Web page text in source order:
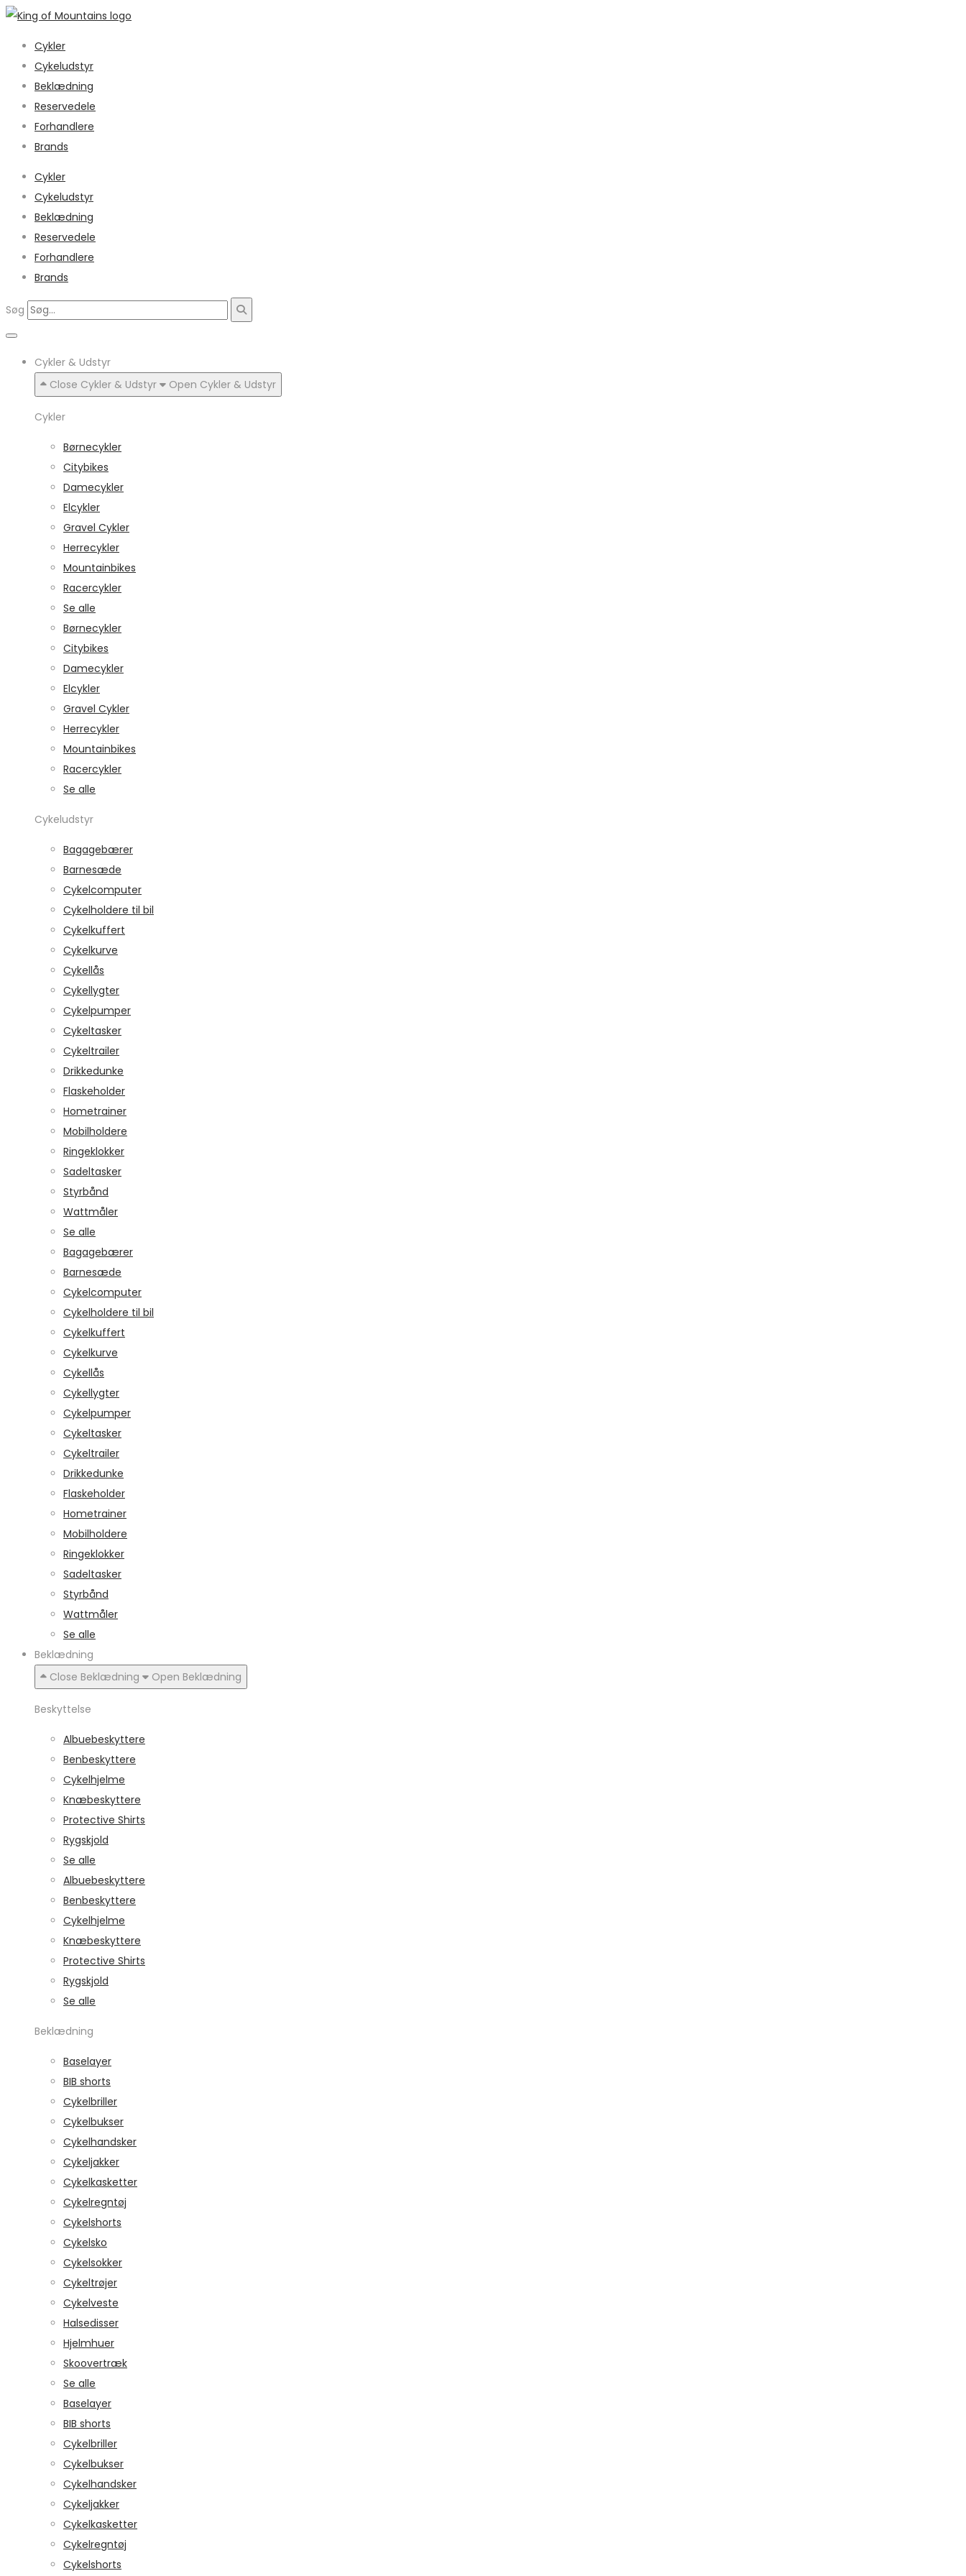
Cykler
Cykeludstyr
Beklædning
Reservedele
Forhandlere
Brands
Cykler
Cykeludstyr
Beklædning
Reservedele
Forhandlere
Brands
Søg
Cykler & Udstyr
Close Cykler & Udstyr
Open Cykler & Udstyr
Cykler
Børnecykler
Citybikes
Damecykler
Elcykler
Gravel Cykler
Herrecykler
Mountainbikes
Racercykler
Se alle
Børnecykler
Citybikes
Damecykler
Elcykler
Gravel Cykler
Herrecykler
Mountainbikes
Racercykler
Se alle
Cykeludstyr
Bagagebærer
Barnesæde
Cykelcomputer
Cykelholdere til bil
Cykelkuffert
Cykelkurve
Cykellås
Cykellygter
Cykelpumper
Cykeltasker
Cykeltrailer
Drikkedunke
Flaskeholder
Hometrainer
Mobilholdere
Ringeklokker
Sadeltasker
Styrbånd
Wattmåler
Se alle
Bagagebærer
Barnesæde
Cykelcomputer
Cykelholdere til bil
Cykelkuffert
Cykelkurve
Cykellås
Cykellygter
Cykelpumper
Cykeltasker
Cykeltrailer
Drikkedunke
Flaskeholder
Hometrainer
Mobilholdere
Ringeklokker
Sadeltasker
Styrbånd
Wattmåler
Se alle
Beklædning
Close Beklædning
Open Beklædning
Beskyttelse
Albuebeskyttere
Benbeskyttere
Cykelhjelme
Knæbeskyttere
Protective Shirts
Rygskjold
Se alle
Albuebeskyttere
Benbeskyttere
Cykelhjelme
Knæbeskyttere
Protective Shirts
Rygskjold
Se alle
Beklædning
Baselayer
BIB shorts
Cykelbriller
Cykelbukser
Cykelhandsker
Cykeljakker
Cykelkasketter
Cykelregntøj
Cykelshorts
Cykelsko
Cykelsokker
Cykeltrøjer
Cykelveste
Halsedisser
Hjelmhuer
Skoovertræk
Se alle
Baselayer
BIB shorts
Cykelbriller
Cykelbukser
Cykelhandsker
Cykeljakker
Cykelkasketter
Cykelregntøj
Cykelshorts